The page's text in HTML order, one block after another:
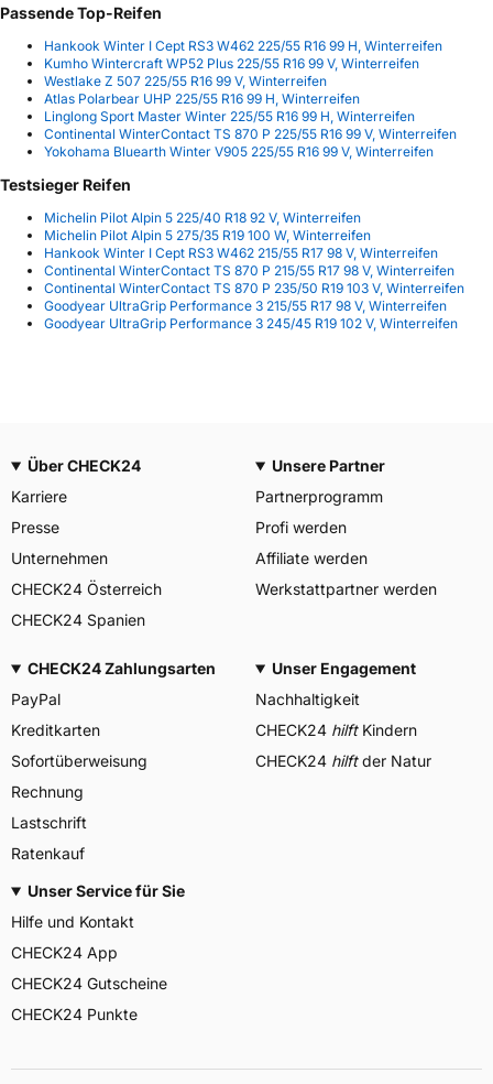
Passende Top-Reifen
Hankook Winter I Cept RS3 W462 225/55 R16 99 H, Winterreifen
Kumho Wintercraft WP52 Plus 225/55 R16 99 V, Winterreifen
Westlake Z 507 225/55 R16 99 V, Winterreifen
Atlas Polarbear UHP 225/55 R16 99 H, Winterreifen
Linglong Sport Master Winter 225/55 R16 99 H, Winterreifen
Continental WinterContact TS 870 P 225/55 R16 99 V, Winterreifen
Yokohama Bluearth Winter V905 225/55 R16 99 V, Winterreifen
Testsieger Reifen
Michelin Pilot Alpin 5 225/40 R18 92 V, Winterreifen
Michelin Pilot Alpin 5 275/35 R19 100 W, Winterreifen
Hankook Winter I Cept RS3 W462 215/55 R17 98 V, Winterreifen
Continental WinterContact TS 870 P 215/55 R17 98 V, Winterreifen
Continental WinterContact TS 870 P 235/50 R19 103 V, Winterreifen
Goodyear UltraGrip Performance 3 215/55 R17 98 V, Winterreifen
Goodyear UltraGrip Performance 3 245/45 R19 102 V, Winterreifen
Über CHECK24
Karriere
Presse
Unternehmen
CHECK24 Österreich
CHECK24 Spanien
Unsere Partner
Partnerprogramm
Profi werden
Affiliate werden
Werkstattpartner werden
CHECK24 Zahlungsarten
PayPal
Kreditkarten
Sofortüberweisung
Rechnung
Lastschrift
Ratenkauf
Unser Engagement
Nachhaltigkeit
CHECK24 hilftKindern
CHECK24 hilftder Natur
Unser Service für Sie
Hilfe und Kontakt
CHECK24 App
CHECK24 Gutscheine
CHECK24 Punkte